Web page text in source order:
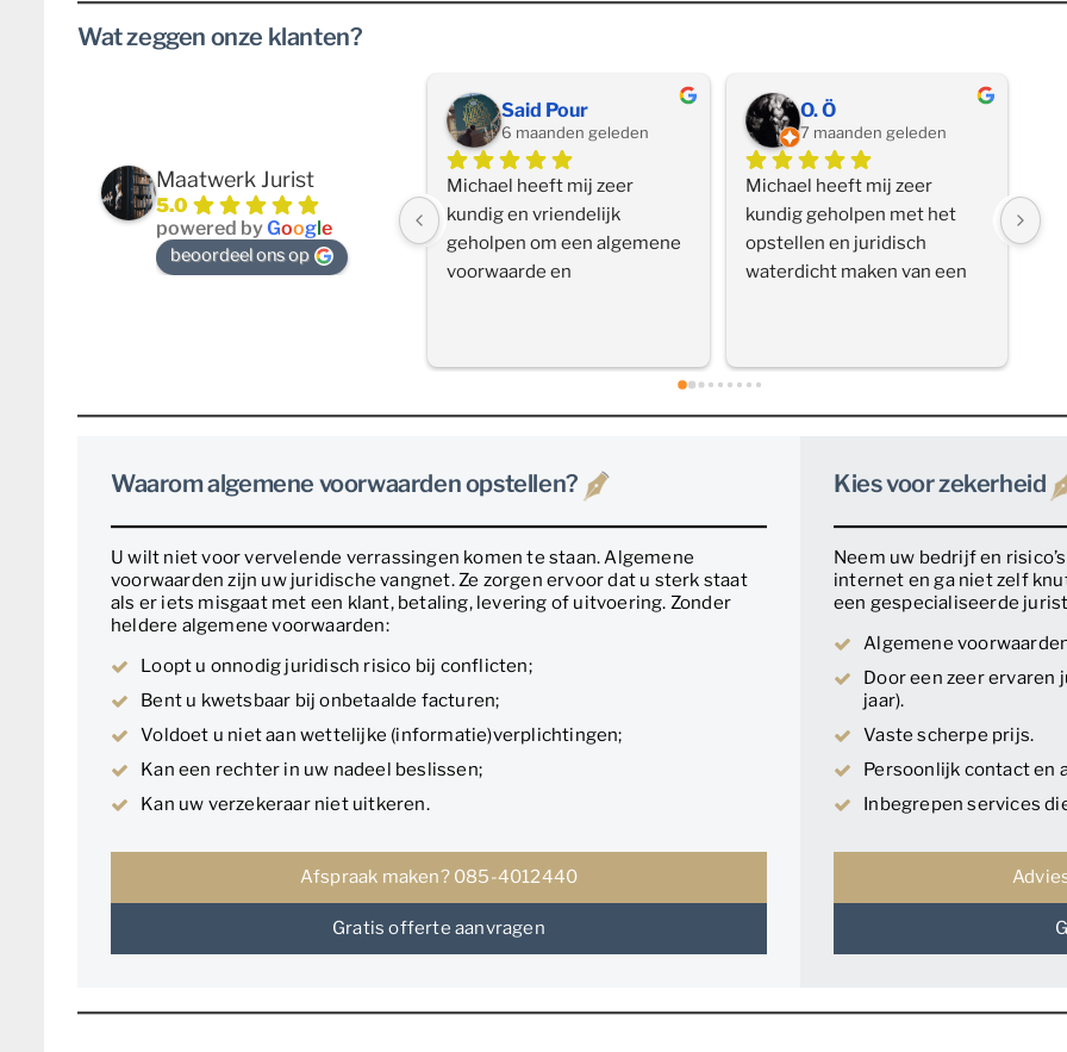
Wat zeggen onze klanten?
Maatwerk Jurist
5.0
powered byGoogle
beoordeel ons op
Said Pour
6 maanden geleden
Michael heeft mij zeer
kundig en vriendelijk
geholpen om een algemene
voorwaarde en
O. Ö
7 maanden geleden
Michael heeft mij zeer
kundig geholpen met het
opstellen en juridisch
waterdicht maken van een
reageert snel, waardoor je
nooit lang hoeft te wachten
samenwerking heb ik als
zeer prettig ervaren.
Deskundig, professioneel en
betrouwbaar, absoluut een
aanrader!
Waarom algemene voorwaarden opstellen?
U wilt niet voor vervelende verrassingen komen te staan. Algemene
voorwaarden zijn uw juridische vangnet. Ze zorgen ervoor dat u sterk staat
als er iets misgaat met een klant, betaling, levering of uitvoering. Zonder
heldere algemene voorwaarden:
Loopt u onnodig juridisch risico bij conflicten;
Bent u kwetsbaar bij onbetaalde facturen;
Voldoet u niet aan wettelijke (informatie)verplichtingen;
Kan een rechter in uw nadeel beslissen;
Kan uw verzekeraar niet uitkeren.
Afspraak maken? 085-4012440
Gratis offerte aanvragen
Kies voor zekerheid
Neem uw bedrijf en
internet en ga niet zelf
een gespecialiseerde
Algemene
Door een zeer ervaren
jaar).
Vaste scherpe prijs.
Persoonlijk contact en
Inbegrepen services